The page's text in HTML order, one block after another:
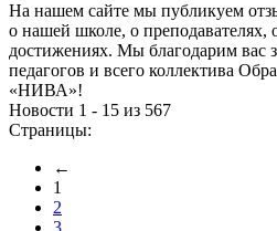
На нашем сайте мы публикуем
о нашей школе, о преподавателях,
достижениях. Мы благодарим вас
педагогов и всего коллектива
«НИВА»!
Новости 1 - 15 из 567
Страницы:
←
1
2